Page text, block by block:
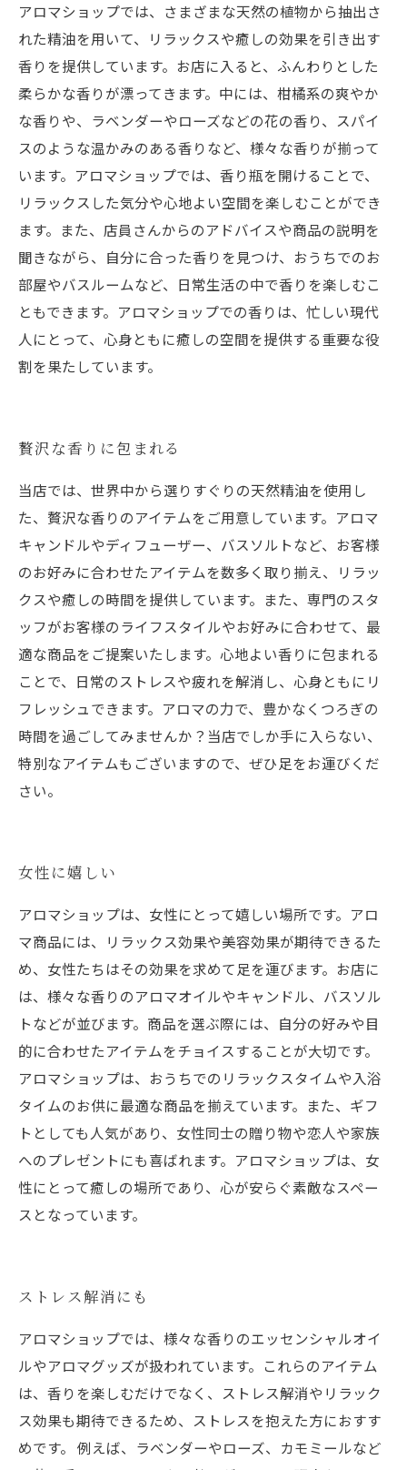
アロマショップでは、さまざまな天然の植物から抽出さ
れた精油を用いて、リラックスや癒しの効果を引き出す
香りを提供しています。お店に入ると、ふんわりとした
柔らかな香りが漂ってきます。中には、柑橘系の爽やか
な香りや、ラベンダーやローズなどの花の香り、スパイ
スのような温かみのある香りなど、様々な香りが揃って
います。アロマショップでは、香り瓶を開けることで、
リラックスした気分や心地よい空間を楽しむことができ
ます。また、店員さんからのアドバイスや商品の説明を
聞きながら、自分に合った香りを見つけ、おうちでのお
部屋やバスルームなど、日常生活の中で香りを楽しむこ
ともできます。アロマショップでの香りは、忙しい現代
人にとって、心身ともに癒しの空間を提供する重要な役
割を果たしています。
贅沢な香りに包まれる
当店では、世界中から選りすぐりの天然精油を使用し
た、贅沢な香りのアイテムをご用意しています。アロマ
キャンドルやディフューザー、バスソルトなど、お客様
のお好みに合わせたアイテムを数多く取り揃え、リラッ
クスや癒しの時間を提供しています。また、専門のスタ
ッフがお客様のライフスタイルやお好みに合わせて、最
適な商品をご提案いたします。心地よい香りに包まれる
ことで、日常のストレスや疲れを解消し、心身ともにリ
フレッシュできます。アロマの力で、豊かなくつろぎの
時間を過ごしてみませんか？当店でしか手に入らない、
特別なアイテムもございますので、ぜひ足をお運びくだ
さい。
女性に嬉しい
アロマショップは、女性にとって嬉しい場所です。アロ
マ商品には、リラックス効果や美容効果が期待できるた
め、女性たちはその効果を求めて足を運びます。お店に
は、様々な香りのアロマオイルやキャンドル、バスソル
トなどが並びます。商品を選ぶ際には、自分の好みや目
的に合わせたアイテムをチョイスすることが大切です。
アロマショップは、おうちでのリラックスタイムや入浴
タイムのお供に最適な商品を揃えています。また、ギフ
トとしても人気があり、女性同士の贈り物や恋人や家族
へのプレゼントにも喜ばれます。アロマショップは、女
性にとって癒しの場所であり、心が安らぐ素敵なスペー
スとなっています。
ストレス解消にも
アロマショップでは、様々な香りのエッセンシャルオイ
ルやアロマグッズが扱われています。これらのアイテム
は、香りを楽しむだけでなく、ストレス解消やリラック
ス効果も期待できるため、ストレスを抱えた方におすす
めです。 例えば、ラベンダーやローズ、カモミールなど